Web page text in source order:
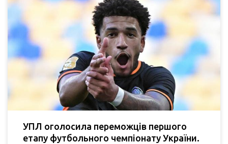
УПЛ оголосила переможців першого
етапу футбольного чемпіонату України.